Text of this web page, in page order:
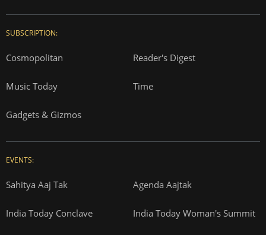
SUBSCRIPTION:
Cosmopolitan Reader's Digest
Music Today Time
Gadgets & Gizmos
EVENTS:
Sahitya Aaj Tak Agenda Aajtak
India Today Conclave India Today Woman's Summit